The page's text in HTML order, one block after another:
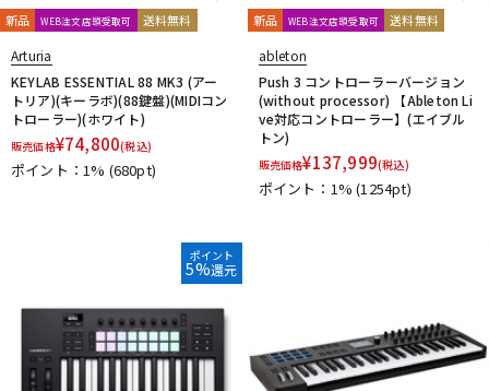
新品 WEB注文店頭受取可 送料無料
Arturia
KEYLAB ESSENTIAL 88 MK3 (アー
トリア)(キーラボ)(88鍵盤)(MIDIコン
トローラー)(ホワイト)
販売価格¥74,800(税込)
ポイント：1% (680pt)
新品 WEB注文店頭受取可 送料無料
ableton
Push 3 コントローラーバージョン
(without processor) 【Ableton Li
ve対応コントローラー】(エイブル
トン)
販売価格¥137,999(税込)
ポイント：1%(1254pt)
ポイント
5%還元